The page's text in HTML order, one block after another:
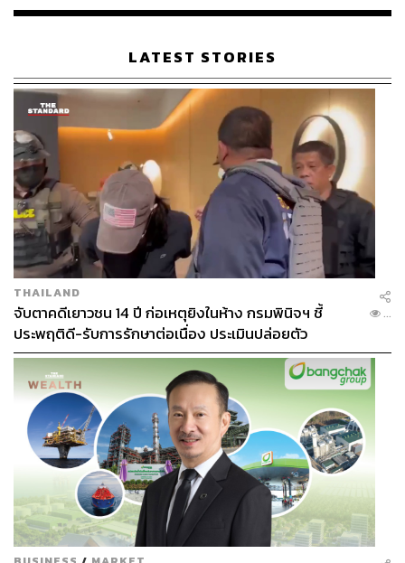
อย่าไปโฟกัสที่ภายนอกอย่างเดียว
หมอแพร:ใช่ ฉันอยากจะมีปากแบบคนนั้นหรือว่าตาต้องเป็น
แบบนั้น แต่บางทีรวมกันมันก็ไม่สวยนะ หรือแม้แต่หน้าแบบ
สวยมาก แบบอาจจะเหมือนถอดแบบมาจากนางแบบเลย แต่
ว่าในใจเรามันไม่มีความสุข บางคนมองก็จะรู้ว่า เรามีความ
ทุกข์อะไรบางอย่าง ต่อให้หน้าสวย แต่ว่าเราไม่อยากคุยด้วย
เพราะรู้สึกว่าไม่สดใส
เชื่อว่ามีกรณีคนไข้ที่ยังไม่เคยได้ทำหัตถการอะไรมาก่อน
แล้วมีความกลัว กังวลกับทุกสิ่งมากเป็นพิเศษ หมอแพร
รับมือกับคนไข้ประเภทนี้อย่างไร
หมอแพร:ก็คงต้องคุยก่อนว่าจุดที่ทำให้เขาเดินมาในคลินิก
เนี่ยคืออะไร สมมติร่องนี้มีเป็น 10 ปีแล้ว อะไรที่มันทำให้เขา
ต้องเดินมาทำ คือเหมือนอาจจะหาแรงจูงใจของเขาก่อน แล้ว
หาว่าเครื่องมืออะไรที่จะตอบเขาได้
ก็จะมี 2 กลุ่ม กลุ่มหนึ่งที่ทำทุกอย่างได้เลย เปิดใจกันหมด
จะทำ จะฉีด จะเครื่องอะไรได้หมด กับอีกกลุ่มหนึ่งก็คือยังไม่
เคยทำอะไรมาเลย ขอแบบเริ่มต้นเล็กๆ ก่อน หมอก็เข้าใจค่ะ
เพราะว่าทุกคนมันไม่ได้เดินมา แล้วก็แบบอยากจะโดนเข็ม
เรือนไทยที่ถูกซุกไว้
LATEST STORIES
THAILAND
จับตาคดีเยาวชน 14 ปี ก่อเหตุยิงในห้าง กรมพินิจฯ ชี้
ประพฤติดี-รับการรักษาต่อเนื่อง ประเมินปล่อยตัว
...